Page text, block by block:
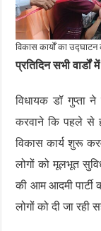
विकास कार्यों का
प्रतिदिन सभी
विधायक डॉ गुप्ता
करवाने कि पहले से
विकास कार्य शुरू
लोगों को मूलभूत
की आम आदमी पार्टी
लोगों को दी जा रही